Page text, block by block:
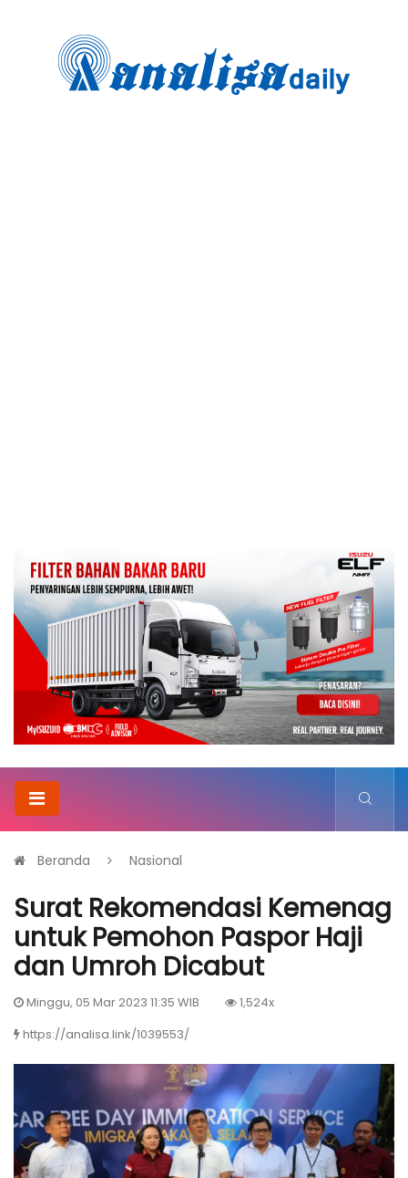
Beranda Nasional
Surat Rekomendasi Kemenag
untuk Pemohon Paspor Haji
dan Umroh Dicabut
Minggu, 05 Mar 2023 11:35 WIB
1,524x
https://analisa.link/1039553/